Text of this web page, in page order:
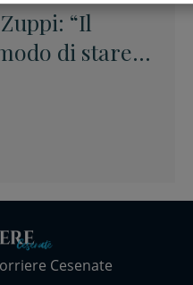
“Il
di stare
barare”
Cesenate